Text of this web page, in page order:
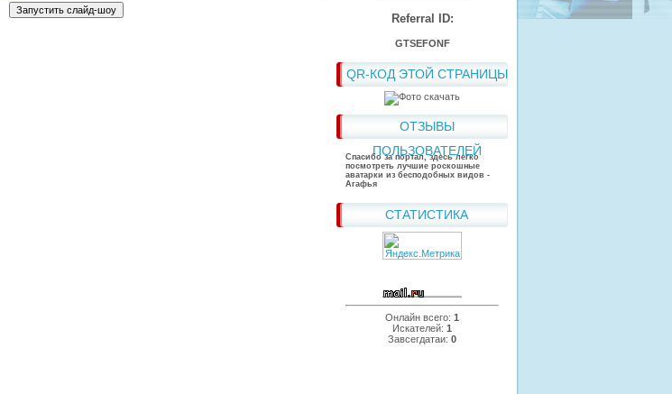
Referral ID:
GTSEFONF
QR-КОД ЭТОЙ СТРАНИЦЫ
ОТЗЫВЫ
ПОЛЬЗОВАТЕЛЕЙ
Спасибо за портал, здесь легко
посмотреть лучшие роскошные
аватарки из бесподобных видов -
Агафья
СТАТИСТИКА
Онлайн всего: 1
Искателей: 1
Завсегдатаи: 0